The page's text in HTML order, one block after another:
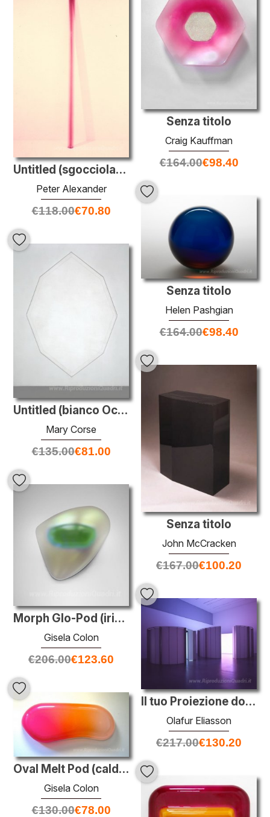
Senza titolo
Craig Kauffman
€164.00€98.40
Untitled (sgocciolamento)
Peter Alexander
€118.00€70.80
Senza titolo
Helen Pashgian
€164.00€98.40
Untitled (bianco Octagon)
Mary Corse
€135.00€81.00
Senza titolo
John McCracken
€167.00€100.20
Morph Glo-Pod (iridescente verde)
Gisela Colon
€206.00€123.60
Il tuo Proiezione doppio faro
Olafur Eliasson
€217.00€130.20
Oval Melt Pod (caldo rosa / arancio / Creamsicle)
Gisela Colon
€130.00€78.00